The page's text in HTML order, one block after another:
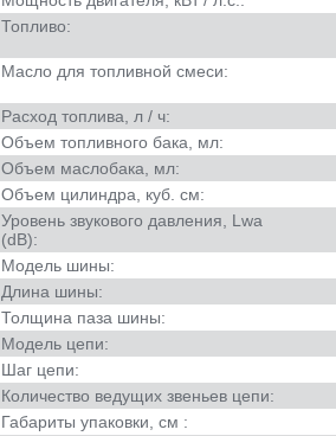
Топливо:
Масло для топливной смеси:
Расход топлива, л / ч:
Объем топливного бака, мл:
Объем маслобака, мл:
Объем цилиндра, куб. см:
Уровень звукового давления, Lwa
(dB):
Модель шины:
Длина шины:
Толщина паза шины:
Модель цепи:
Шаг цепи:
Количество ведущих звеньев цепи:
Габариты упаковки, см :